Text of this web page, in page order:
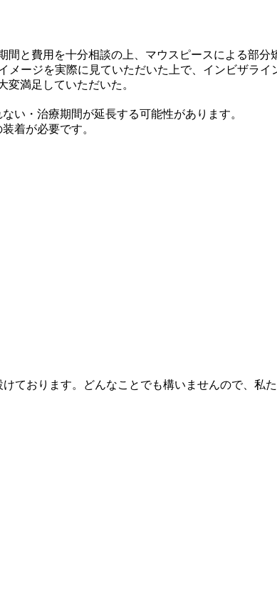
と費用を十分相談の上、マウスピースによる部分
ージを実際に見ていただいた上で、インビザライ
満足していただいた。
い・治療期間が延長する可能性があります。
着が必要です。
ております。どんなことでも構いませんので、私